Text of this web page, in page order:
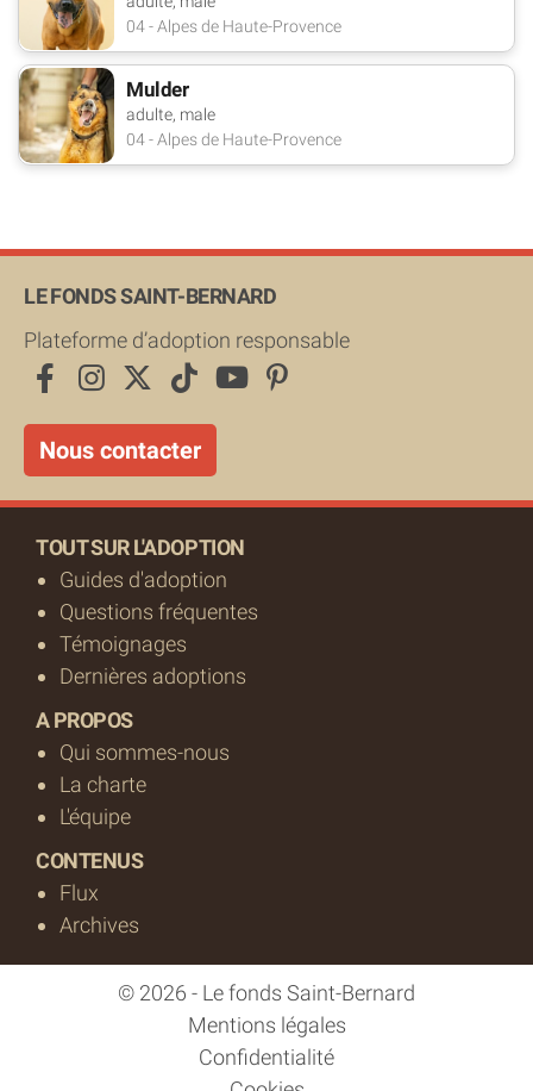
04 - Alpes de Haute-Provence
Mulder
adulte, male
04 - Alpes de Haute-Provence
LE FONDS SAINT-BERNARD
Plateforme d’adoption responsable
Nous contacter
TOUT SUR L'ADOPTION
Guides d'adoption
Questions fréquentes
Témoignages
Dernières adoptions
A PROPOS
Qui sommes-nous
La charte
L'équipe
CONTENUS
Flux
Archives
© 2026 - Le fonds Saint-Bernard
Mentions légales
Confidentialité